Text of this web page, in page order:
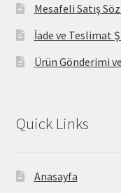
Mesafeli Satış
İade ve Teslimat
Ürün Gönderimi
Quick Links
Anasayfa